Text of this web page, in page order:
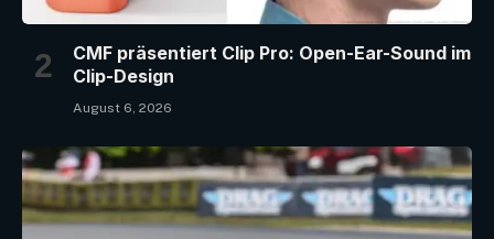
CMF präsentiert Clip Pro: Open-Ear-Sound im
Clip-Design
August 6, 2026